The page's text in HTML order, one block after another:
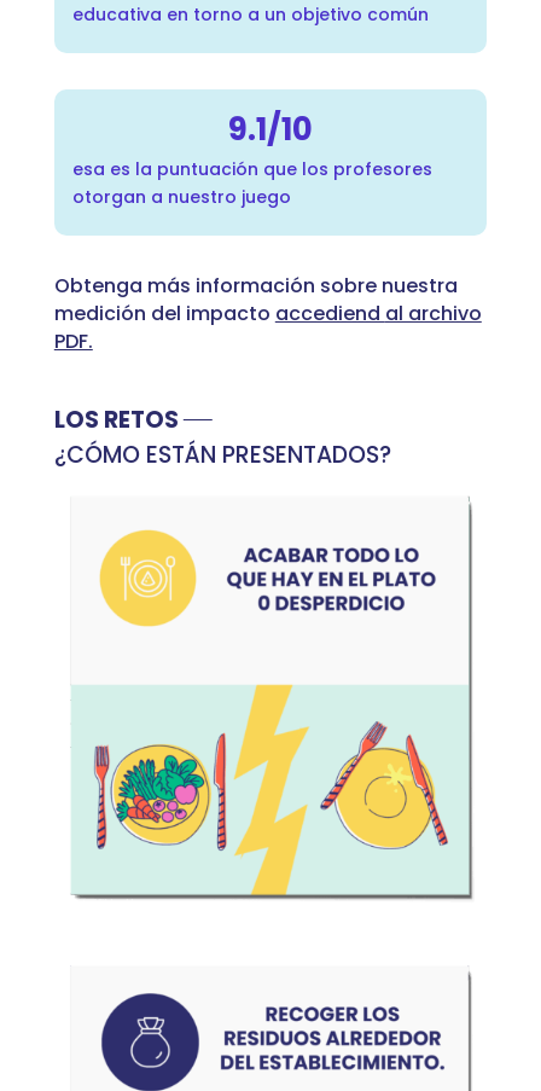
educativa en torno a un objetivo común
9.1/10
esa es la puntuación que los profesores
otorgan a nuestro juego
Obtenga más información sobre nuestra
medición del impacto accediend al archivo
PDF.
LOS RETOS
¿CÓMO ESTÁN PRESENTADOS?